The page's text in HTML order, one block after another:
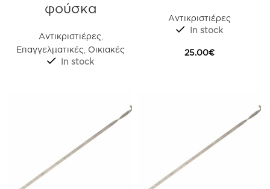
φούσκα
Αντικριστιέρες,
Επαγγελματικές Οικιακές
In stock
Αντικριστιέρες
In stock
25.00€